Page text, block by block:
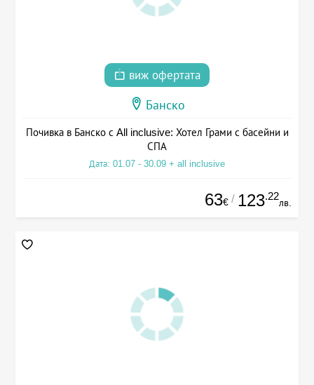
виж офертата
Банско
Почивка в Банско с All inclusive: Хотел Грами с басейни и
СПА
Дата: 01.07 - 30.09 + all inclusive
63€ / 123.22
лв.